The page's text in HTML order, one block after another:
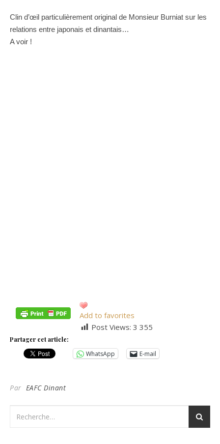
Clin d’œil particulièrement original de Monsieur Burniat sur les
relations entre japonais et dinantais…
A voir !
Add to favorites
Post Views: 3 355
Partager cet article:
WhatsApp E-mail
Par EAFC Dinant